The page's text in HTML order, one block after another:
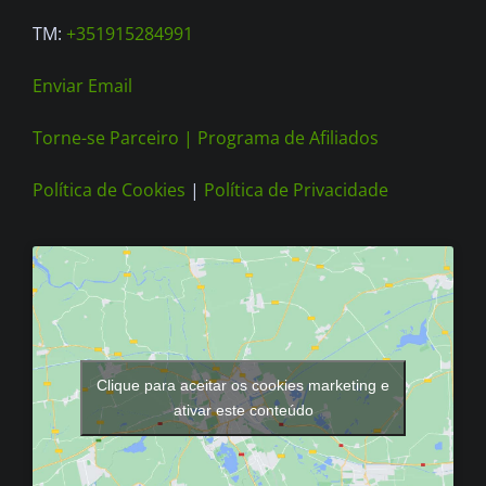
TM: +351915284991
Enviar Email
Torne-se Parceiro | Programa de Afiliados
Política de Cookies | Política de Privacidade
Clique para aceitar os cookies marketing e
ativar este conteúdo